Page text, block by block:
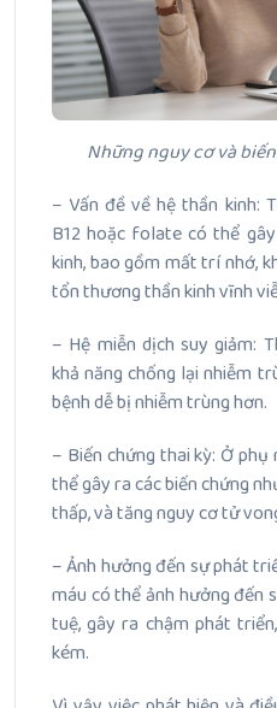
Những nguy cơ và
– Vấn đề về hệ thần kinh:
B12 hoặc folate có thể
kinh, bao gồm mất trí nhớ,
tổn thương thần kinh vĩnh
– Hệ miễn dịch suy giảm:
khả năng chống lại nhiễm
bệnh dễ bị nhiễm trùng hơn.
– Biến chứng thai kỳ: Ở
thể gây ra các biến chứng
thấp, và tăng nguy cơ tử
– Ảnh hưởng đến sự phát
máu có thể ảnh hưởng
tuệ, gây ra chậm phát
kém.